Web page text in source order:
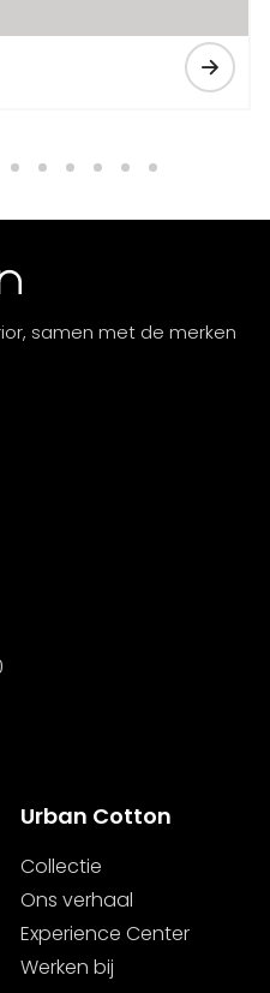
samen met de merken
Urban Cotton
Collectie
Ons verhaal
Experience Center
Werken bij